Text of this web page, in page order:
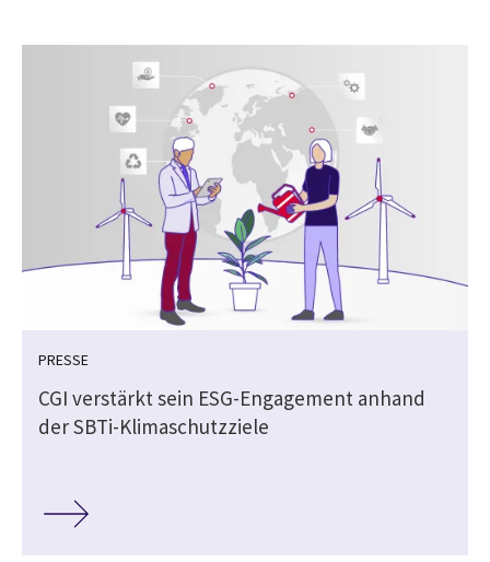
PRESSE
CGI verstärkt sein ESG-Engagement anhand
der SBTi-Klimaschutzziele